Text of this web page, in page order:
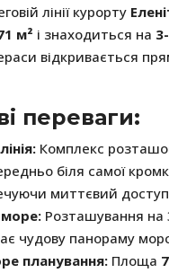
лінії курорту
м² і знаходиться на
відкривається
переваги:
Комплекс
біля самої
миттєвий
Розташування на
чудову панораму
планування: Площа